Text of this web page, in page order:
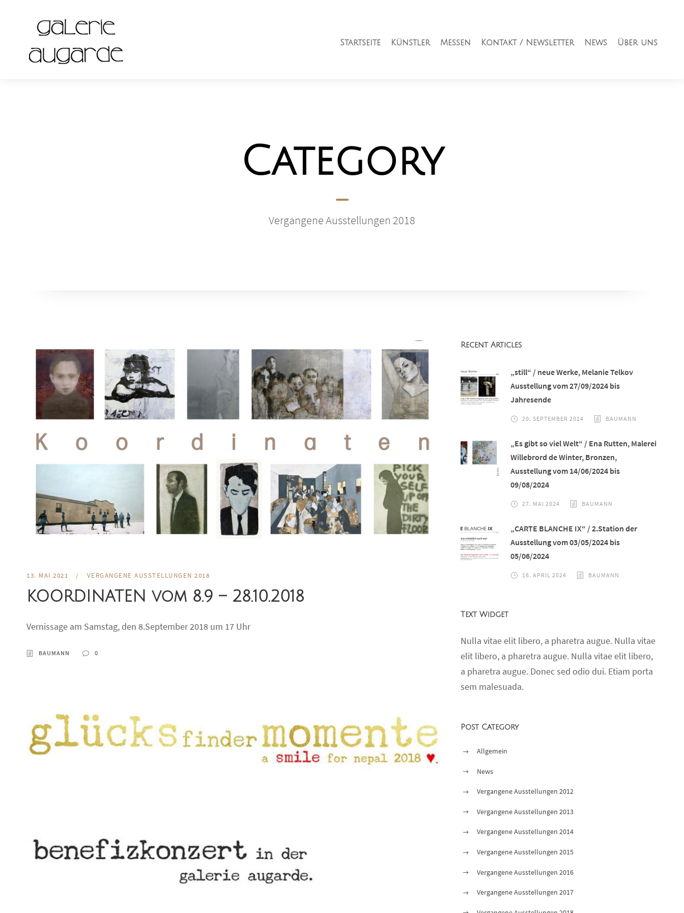
Startseite Künstler Messen Kontakt / Newsletter News Über uns
Category
Vergangene Ausstellungen 2018
13. MAI 2021 / VERGANGENE AUSSTELLUNGEN 2018
KOORDINATEN vom 8.9 – 28.10.2018
Vernissage am Samstag, den 8.September 2018 um 17 Uhr
BAUMANN 0
Recent Articles
„still“ / neue Werke, Melanie Telkov
Ausstellung vom 27/09/2024 bis
Jahresende
20. SEPTEMBER 2024 BAUMANN
„Es gibt so viel Welt“ / Ena Rutten, Malerei
Willebrord de Winter, Bronzen,
Ausstellung vom 14/06/2024 bis
09/08/2024
27. MAI 2024 BAUMANN
„CARTE BLANCHE IX“ / 2.Station der
Ausstellung vom 03/05/2024 bis
05/06/2024
16. APRIL 2024 BAUMANN
Text Widget
Nulla vitae elit libero, a pharetra augue. Nulla vitae
elit libero, a pharetra augue. Nulla vitae elit libero,
a pharetra augue. Donec sed odio dui. Etiam porta
sem malesuada.
Post Category
Allgemein
News
Vergangene Ausstellungen 2012
Vergangene Ausstellungen 2013
Vergangene Ausstellungen 2014
Vergangene Ausstellungen 2015
Vergangene Ausstellungen 2016
Vergangene Ausstellungen 2017